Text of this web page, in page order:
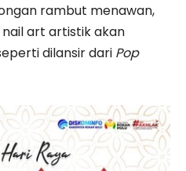
rambut menawan,
art artistik akan
dilansir dari Pop